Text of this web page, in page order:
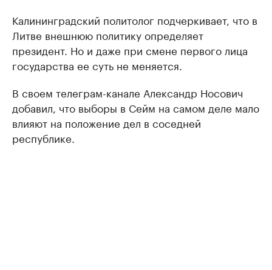
Калининградский политолог подчеркивает, что в
Литве внешнюю политику определяет
президент. Но и даже при смене первого лица
государства ее суть не меняется.
В своем телеграм-канале Александр Носович
добавил, что выборы в Сейм на самом деле мало
влияют на положение дел в соседней
республике.